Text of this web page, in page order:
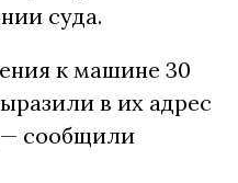
суда.
к машине 30
в их адрес
— сообщили